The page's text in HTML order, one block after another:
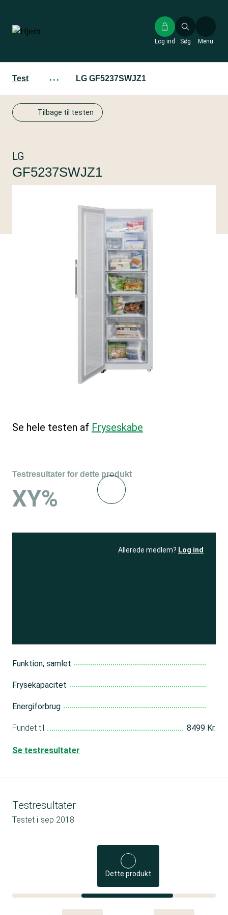
hovedindhold
Søg
Log ind Menu
Test ··· LG GF5237SWJZ1
Tilbage til testen
LG
GF5237SWJZ1
Se hele testen af Fryseskabe
Testresultater for dette produkt
XY%
Allerede medlem? Log ind
Funktion, samlet
Frysekapacitet
Energiforbrug
Fundet til 8499 Kr.
Se testresultater
Testresultater
Testet i sep 2018
Dette produkt